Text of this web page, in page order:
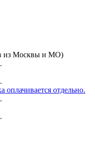
из Москвы и МО)
оплачивается отдельно.